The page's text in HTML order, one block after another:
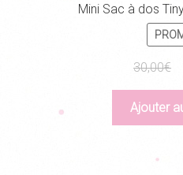
Mini Sac à dos
30,00€
Ajouter